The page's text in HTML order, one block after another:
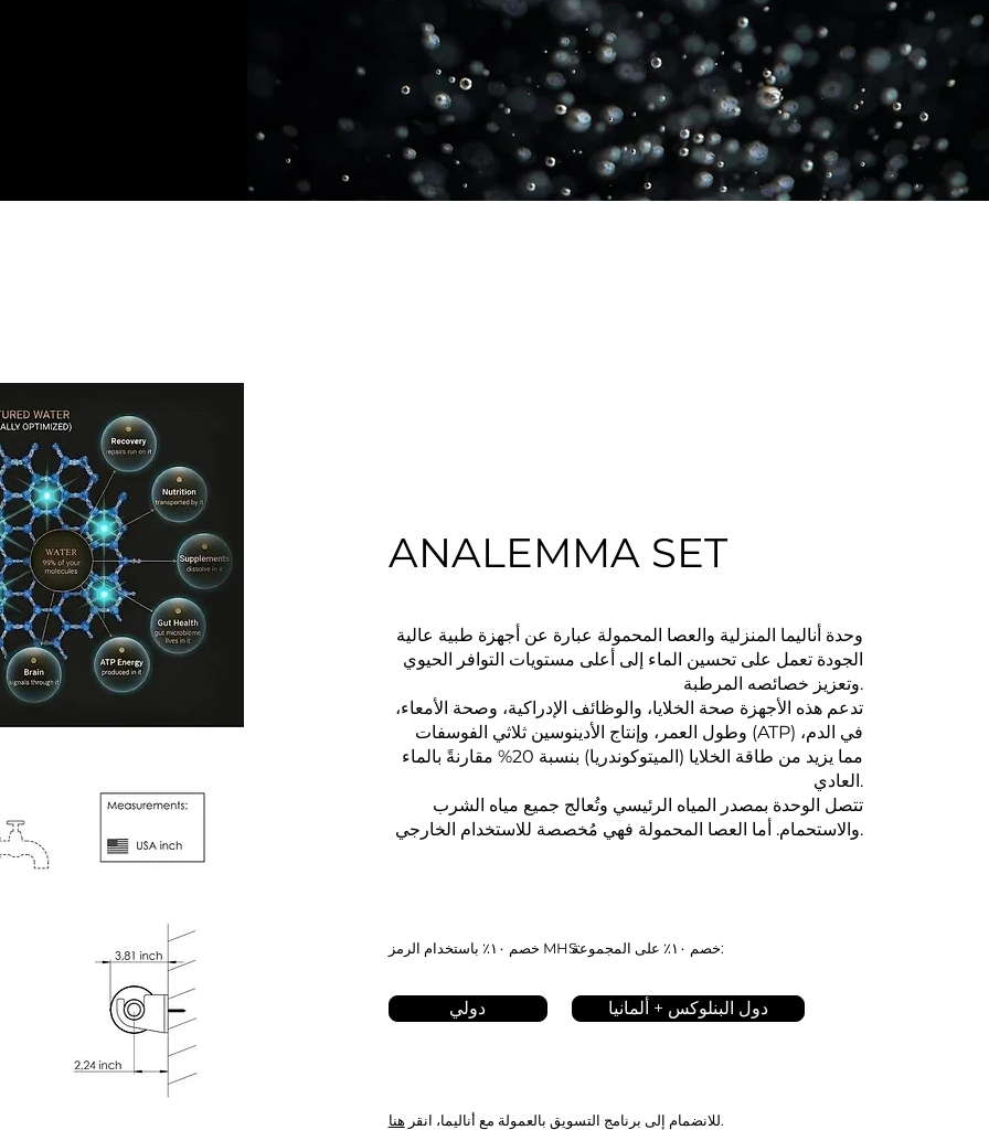
ANALEMMA SET
وحدة أناليما المنزلية والعصا المحمولة عبارة عن أجهزة طبية عالية
الجودة تعمل على تحسين الماء إلى أعلى مستويات التوافر الحيوي
وتعزيز خصائصه المرطبة.
تدعم هذه الأجهزة صحة الخلايا، والوظائف الإدراكية، وصحة الأمعاء،
وطول العمر، وإنتاج الأدينوسين ثلاثي الفوسفات (ATP) في الدم،
مما يزيد من طاقة الخلايا (الميتوكوندريا) بنسبة 20% مقارنةً بالماء
العادي.
تتصل الوحدة بمصدر المياه الرئيسي وتُعالج جميع مياه الشرب
والاستحمام. أما العصا المحمولة فهي مُخصصة للاستخدام الخارجي.
خصم ١٠٪ باستخدام الرمز MHS: خصم ١٠٪ على المجموعة:
دولي دول البنلوكس + ألمانيا
للانضمام إلى برنامج التسويق بالعمولة مع أناليما، انقر هنا .